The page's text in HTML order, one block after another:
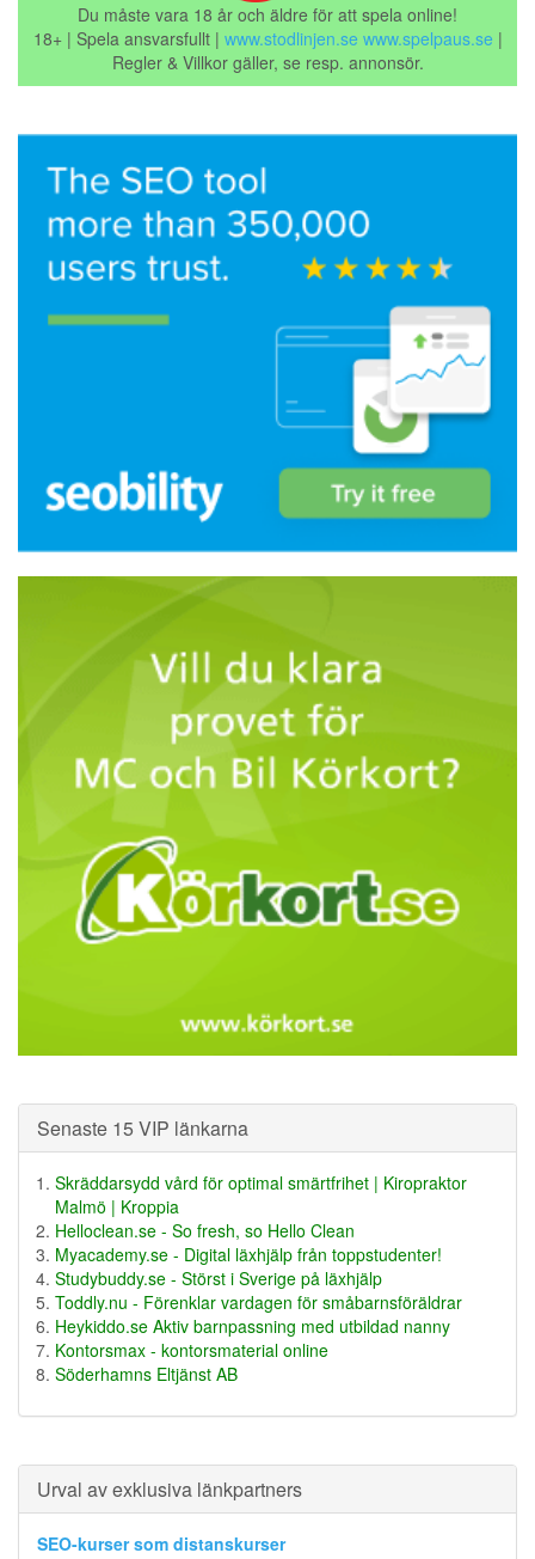
Du måste vara 18 år och äldre för att spela online!
18+ | Spela ansvarsfullt | www.stodlinjen.se www.spelpaus.se |
Regler & Villkor gäller, se resp. annonsör.
Senaste 15 VIP länkarna
Skräddarsydd vård för optimal smärtfrihet | Kiropraktor
Malmö | Kroppia
Helloclean.se - So fresh, so Hello Clean
Myacademy.se - Digital läxhjälp från toppstudenter!
Studybuddy.se - Störst i Sverige på läxhjälp
Toddly.nu - Förenklar vardagen för småbarnsföräldrar
Heykiddo.se Aktiv barnpassning med utbildad nanny
Kontorsmax - kontorsmaterial online
Söderhamns Eltjänst AB
Urval av exklusiva länkpartners
SEO-kurser som distanskurser